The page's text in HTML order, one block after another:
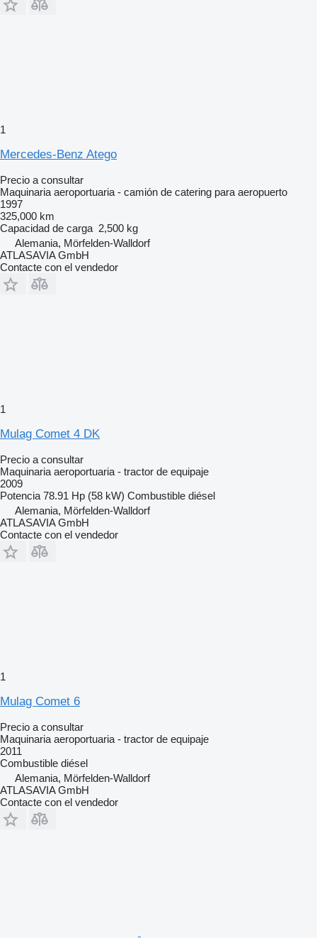
1
Mercedes-Benz Atego
Precio a consultar
Maquinaria aeroportuaria - camión de catering para aeropuerto
1997
325,000 km
Capacidad de carga 2,500 kg
Alemania, Mörfelden-Walldorf
ATLASAVIA GmbH
Contacte con el vendedor
1
Mulag Comet 4 DK
Precio a consultar
Maquinaria aeroportuaria - tractor de equipaje
2009
Potencia 78.91 Hp (58 kW) Combustible diésel
Alemania, Mörfelden-Walldorf
ATLASAVIA GmbH
Contacte con el vendedor
1
Mulag Comet 6
Precio a consultar
Maquinaria aeroportuaria - tractor de equipaje
2011
Combustible diésel
Alemania, Mörfelden-Walldorf
ATLASAVIA GmbH
Contacte con el vendedor